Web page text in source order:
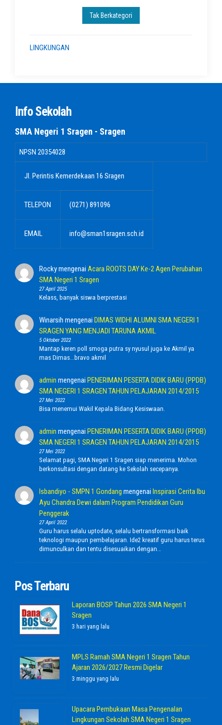
Tak Berkategori
LINGKUNGAN
Info Sekolah
SMA Negeri 1 Sragen - Sragen
NPSN 20354028
Jl. Perintis Kemerdekaan 16 Sragen
TELEPON (0271) 891096
EMAIL info@sman1sragen.sch.id
Rockymengenai Acara ROOTS DAY Ke-2 Agen Perubahan
SMA Negeri 1 Sragen
27 April 2025
Kelass, banyak siswa berprestasi
Winarsih mengenai DIMAS WIDHI ALUMNI SMA NEGERI 1
SRAGEN YANG MENJADI TARUNA AKMIL
5 Oktober 2022
Mantap keren poll smoga putra sy nyusul juga ke Akmil ya
mas Dimas...bravo akmil
admin mengenai PENERIMAN PESERTA DIDIK BARU (PPDB)
SMA NEGERI 1 SRAGEN TAHUN PELAJARAN 2014/2015
27 Mei 2022
Bisa menemui Wakil Kepala Bidang Kesiswaan.
admin mengenai PENERIMAN PESERTA DIDIK BARU (PPDB)
SMA NEGERI 1 SRAGEN TAHUN PELAJARAN 2014/2015
27 Mei 2022
Selamat pagi, SMA Negeri 1 Sragen siap menerima. Mohon
berkonsultasi dengan datang ke Sekolah secepanya.
Isbandiyo - SMPN 1 Gondang mengenai Inspirasi Cerita Ibu
Ayu Chandra Dewi dalam Program Pendidikan Guru
Penggerak
27 April 2022
Guru harus selalu uptodate, selalu bertransformasi baik
teknologi maupun pembelajaran. Ide2 kreatif guru harus terus
dimunculkan dan tentu disesuaikan dengan…
Pos Terbaru
Laporan BOSP Tahun 2026 SMA Negeri 1
Sragen
3 hari yang lalu
MPLS Ramah SMA Negeri 1 Sragen Tahun
Ajaran 2026/2027 Resmi Digelar
3 minggu yang lalu
Upacara Pembukaan Masa Pengenalan
Lingkungan Sekolah SMA Negeri 1 Sragen